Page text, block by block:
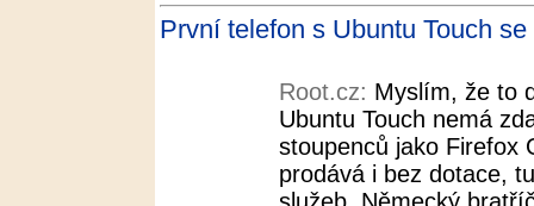
První telefon s Ubuntu Touch
Root.cz: Myslím, že to
Ubuntu Touch nemá
stoupenců jako Firefox
prodává i bez dotace,